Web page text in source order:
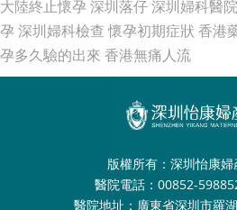
大陸終止懷孕 深圳落仔深圳婦科醫院
孕 深圳婦科檢查 懷孕初期症狀 香港
孕多久驗的出來 香港無痛人流
版權所有：深圳怡康
醫院電話：00852-
醫院地址：廣東省深圳市羅